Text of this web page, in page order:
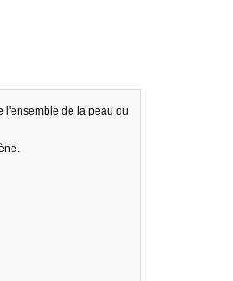
l'ensemble de la peau du